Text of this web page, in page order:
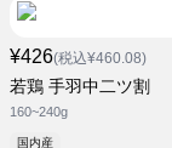
¥426(税込¥460.08)
若鶏 手羽中二ツ割
160~240g
国内産